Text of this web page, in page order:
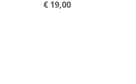
€ 19,00